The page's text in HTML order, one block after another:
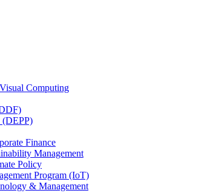
Computing
(DEPP)
Finance
Management
Policy
Program (IoT)
& Management